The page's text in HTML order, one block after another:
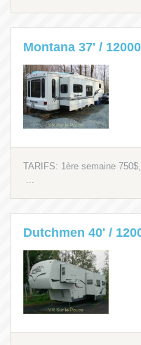
Montana 37' /
TARIFS: 1ère semaine
Dutchmen 40' /